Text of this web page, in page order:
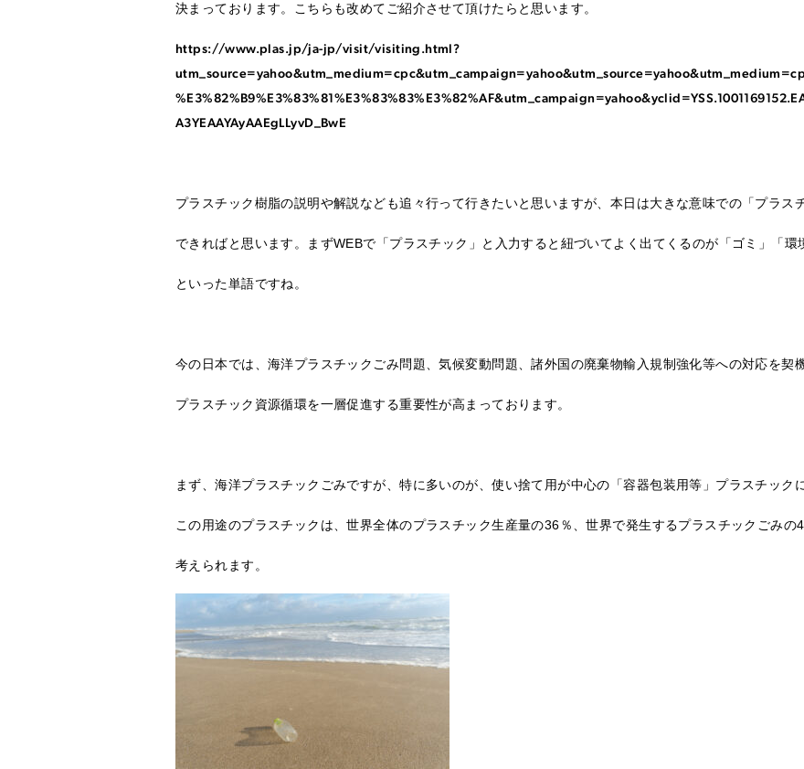
決まっております。こちらも改めてご紹介させて頂けたらと思います。
https://www.plas.jp/ja-jp/visit/visiting.html?
A3YEAAYAyAAEgLLyvD_BwE
プラスチック樹脂の説明や解説なども追々行って行きたいと思いますが、本日は大きな意味での「プラス
できればと思います。まずWEBで「プラスチック」と入力すると紐づいてよく出てくるのが「ゴミ」「環
といった単語ですね。
今の日本では、海洋プラスチックごみ問題、気候変動問題、諸外国の廃棄物輸入規制強化等への対応を契
プラスチック資源循環を一層促進する重要性が高まっております。
まず、海洋プラスチックごみですが、特に多いのが、使い捨て用が中心の「容器包装用等」プラスチック
この用途のプラスチックは、世界全体のプラスチック生産量の36％、世界で発生するプラスチックごみの
考えられます。